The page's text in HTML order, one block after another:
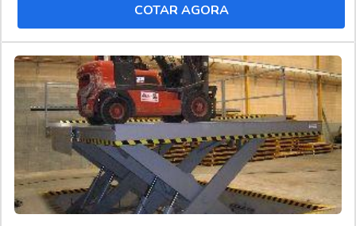
Locadora de plataforma elevatória
Locar plataformas aéreas
."
COTAR AGORA